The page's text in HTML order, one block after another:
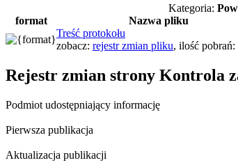
Kategoria:
format
Nazwa pliku
Treść protokołu
zobacz: rejestr zmian pliku, ilość pobrań:
Rejestr zmian strony Kontrola
Podmiot udostępniający informację
Pierwsza publikacja
Aktualizacja publikacji